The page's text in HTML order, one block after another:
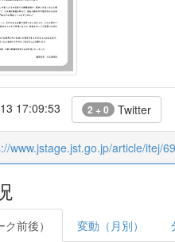
17:09:53 2 + 0 Twitter
www.jstage.jst.go.jp/article/itej/
前後） 変動（月別）